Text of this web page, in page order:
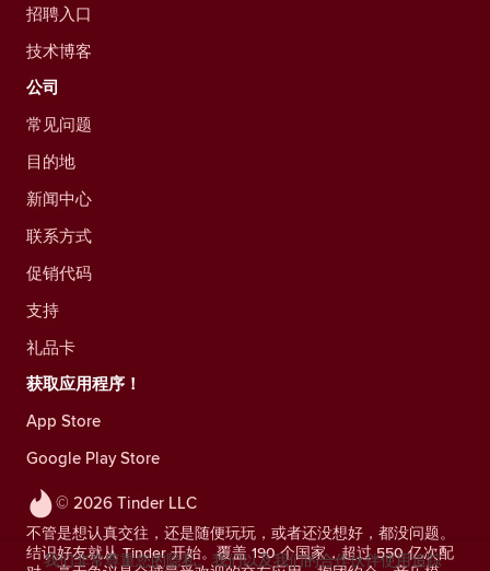
© 2026 Tinder LLC
不管是想认真交往，还是随便玩玩，或者还没想好，都没问题。
结识好友就从 Tinder 开始。覆盖 190 个国家，超过 550 亿次配
招聘入口
技术博客
公司
常见问题
目的地
新闻中心
联系方式
促销代码
支持
礼品卡
获取应用程序！
App Store
Google Play Store
我们非常尊重您的隐私。我们以及我们的合作伙伴使用追踪